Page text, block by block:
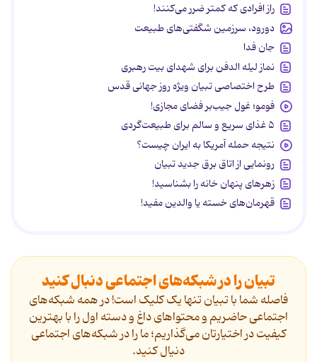
راز افرادی که کمتر ضرر می‌کنند!
دورود، سرزمین شگفتی‌های طبیعت
جان فدا
نماز لیله الدفن برای شهدای بیت رهبری
طرح اختصاصی تبیان ویژه روز جهانی قدس
فومو؛ غول جیب‌بر فضای مجازی!
۵ غذای سریع و سالم برای طبیعت‌گردی
نتیجه حمله آمریکا به ایران چیست؟
رونمایی از اتاق برق جدید تبیان
زهرهای پنهان خانه را بشناسید!
قهرمان‌های خسته یا والدین مفید!
تبیان را در شبکه‌های اجتماعی دنبال کنید
فاصله شما با تبیان تنها یک کلیک است! در همه شبکه‌های
اجتماعی حاضریم و محتواهای داغ و دسته اول را با بهترین
کیفیت در اختیارتان می‌گذاریم؛ ما را در شبکه‌های اجتماعی
دنیال کنید.